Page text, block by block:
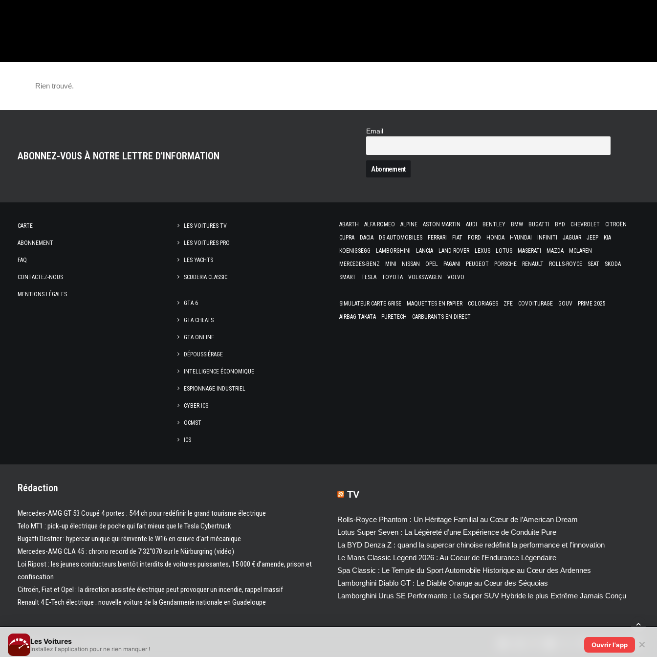
BOITES AUX LETTRES !
Rien trouvé.
ABONNEZ-VOUS À NOTRE LETTRE D'INFORMATION
Email
CARTE
ABONNEMENT
FAQ
CONTACTEZ-NOUS
MENTIONS LÉGALES
LES VOITURES TV
LES VOITURES PRO
LES YACHTS
SCUDERIA CLASSIC
GTA 6
GTA CHEATS
GTA ONLINE
DÉPOUSSIÉRAGE
INTELLIGENCE ÉCONOMIQUE
ESPIONNAGE INDUSTRIEL
CYBER ICS
OCMST
ICS
ABARTH ALFA ROMEO ALPINE ASTON MARTIN AUDI BENTLEY BMW BUGATTI BYD CHEVROLET
CITROËN
CUPRA
DACIA DS AUTOMOBILES FERRARI FIAT FORD HONDA HYUNDAI INFINITI JAGUAR JEEP
KIA
KOENIGSEGG
LAMBORGHINI LANCIA LAND ROVER LEXUS LOTUS MASERATI MAZDA
MCLAREN
MERCEDES-BENZ
MINI NISSAN OPEL PAGANI PEUGEOT PORSCHE RENAULT ROLLS-ROYCE SEAT
SKODA
SMART
TESLA TOYOTA VOLKSWAGEN VOLVO
SIMULATEUR CARTE GRISE MAQUETTES EN PAPIER COLORIAGES ZFE COVOITURAGE GOUV
PRIME 2025
AIRBAG TAKATA
PURETECH CARBURANTS EN DIRECT
Rédaction
Mercedes-AMG GT 53 Coupé 4 portes : 544 ch pour redéfinir le grand tourisme électrique
Telo MT1 : pick‑up électrique de poche qui fait mieux que le Tesla Cybertruck
Bugatti Destrier : hypercar unique qui réinvente le W16 en œuvre d’art mécanique
Mercedes-AMG CLA 45 : chrono record de 7’32″070 sur le Nürburgring (vidéo)
Loi Ripost : les jeunes conducteurs bientôt interdits de voitures puissantes, 15 000 € d’amende, prison et
confiscation
Citroën, Fiat et Opel : la direction assistée électrique peut provoquer un incendie, rappel massif
Renault 4 E-Tech électrique : nouvelle voiture de la Gendarmerie nationale en Guadeloupe
TV
Rolls-Royce Phantom : Un Héritage Familial au Cœur de l’American Dream
Lotus Super Seven : La Légèreté d’une Expérience de Conduite Pure
La BYD Denza Z : quand la supercar chinoise redéfinit la performance et l’innovation
Le Mans Classic Legend 2026 : Au Coeur de l’Endurance Légendaire
Spa Classic : Le Temple du Sport Automobile Historique au Cœur des Ardennes
Lamborghini Diablo GT : Le Diable Orange au Cœur des Séquoias
Lamborghini Urus SE Performante : Le Super SUV Hybride le plus Extrême Jamais Conçu
© 2026 Les Voitures. | Tous droits réservés.
Les Voitures
Installez l'application pour ne rien manquer !
Ouvrir l'app ✕